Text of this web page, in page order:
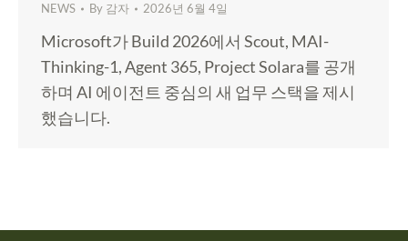
NEWS By 감자 2026년 6월 4일
Microsoft가 Build 2026에서 Scout, MAI-
Thinking-1, Agent 365, Project Solara를 공개
하며 AI 에이전트 중심의 새 업무 스택을 제시
했습니다.